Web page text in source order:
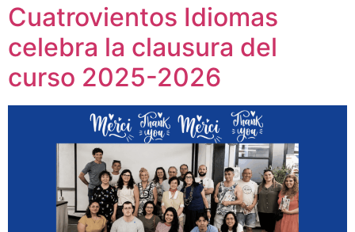
Cuatrovientos Idiomas
celebra la clausura del
curso 2025-2026